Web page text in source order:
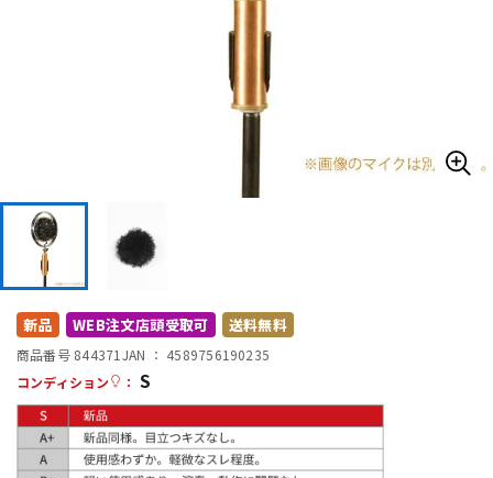
DTM
DTM オンライン納品
配信/ライブ機器
新品 WEB注文店頭受取可 送料無料
商品番号 844371 JAN ： 4589756190235
コンディション
： S